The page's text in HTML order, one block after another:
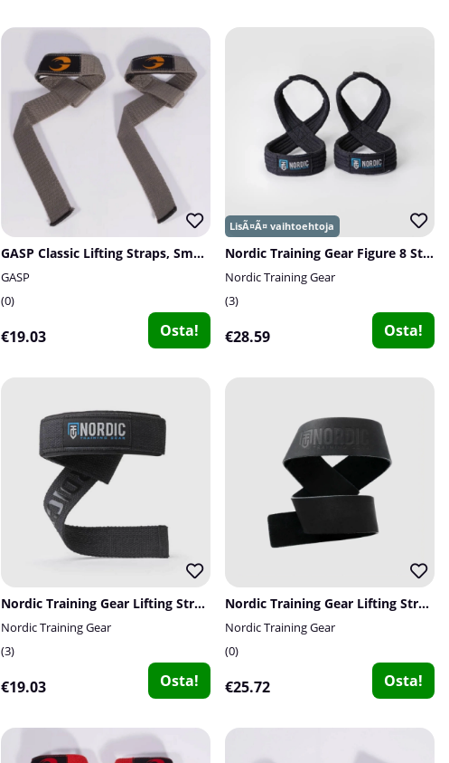
GASP Classic Lifting Straps, Smoke Grey
GASP
0
€19.03 Osta!
Nordic Training Gear Figure 8 Straps, svart
Nordic Training Gear
3
€28.59 Osta!
Nordic Training Gear Lifting Straps
Nordic Training Gear
3
€19.03 Osta!
Nordic Training Gear Lifting Straps Leather
Nordic Training Gear
0
€25.72 Osta!